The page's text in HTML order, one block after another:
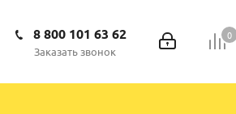
0
8 800 101 63 62
Заказать звонок